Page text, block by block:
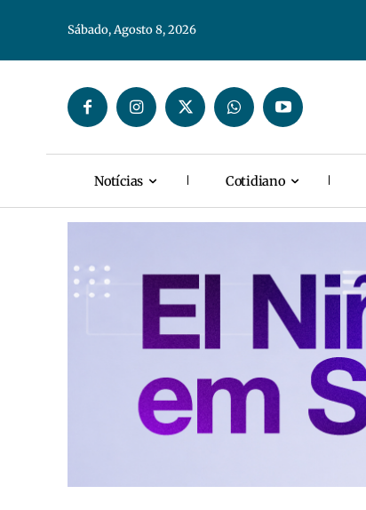
Sábado, Agosto 8, 2026
Notícias Cotidiano